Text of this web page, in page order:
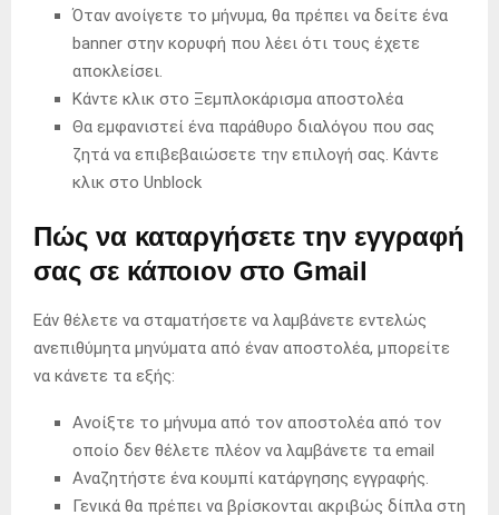
Όταν ανοίγετε το μήνυμα, θα πρέπει να δείτε ένα
banner στην κορυφή που λέει ότι τους έχετε
αποκλείσει.
Κάντε κλικ στο Ξεμπλοκάρισμα αποστολέα
Θα εμφανιστεί ένα παράθυρο διαλόγου που σας
ζητά να επιβεβαιώσετε την επιλογή σας. Κάντε
κλικ στο Unblock
Πώς να καταργήσετε την εγγραφή
σας σε κάποιον στο Gmail
Εάν θέλετε να σταματήσετε να λαμβάνετε εντελώς
ανεπιθύμητα μηνύματα από έναν αποστολέα, μπορείτε
να κάνετε τα εξής:
Ανοίξτε το μήνυμα από τον αποστολέα από τον
οποίο δεν θέλετε πλέον να λαμβάνετε τα email
Αναζητήστε ένα κουμπί κατάργησης εγγραφής.
Γενικά θα πρέπει να βρίσκονται ακριβώς δίπλα στη